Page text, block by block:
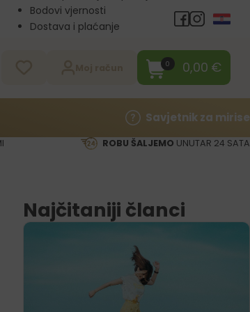
Bodovi vjernosti
Dostava i plaćanje
0 0,00 €
Savjetnik za mirise
ROBU ŠALJEMO UNUTAR 24 SATA
Najčitaniji članci